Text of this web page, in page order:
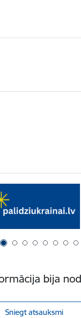
bija
Sniegt atsauksmi